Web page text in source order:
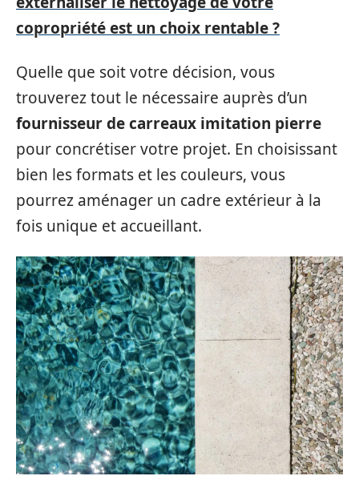
copropriété est un choix rentable ?
Quelle que soit votre décision, vous
trouverez tout le nécessaire auprès d’un
fournisseur de carreaux imitation pierre
pour concrétiser votre projet. En choisissant
bien les formats et les couleurs, vous
pourrez aménager un cadre extérieur à la
fois unique et accueillant.